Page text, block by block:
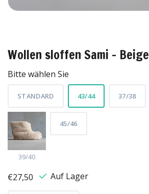
Wollen sloffen Sami - Beige
Bitte wählen Sie
STANDARD 43/44 37/38
39/40
45/46
€27,50 Auf Lager